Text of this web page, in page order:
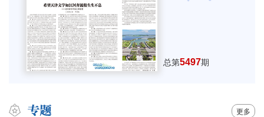
总第5497期
更多